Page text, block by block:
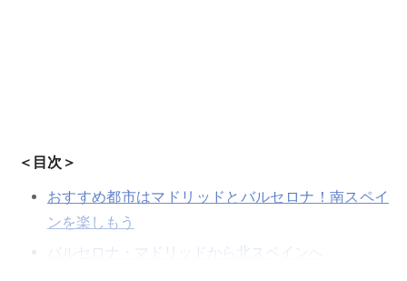
＜目次＞
おすすめ都市はマドリッドとバルセロナ！南スペイ
ンを楽しもう
バルセロナ・マドリッドから北スペインへ